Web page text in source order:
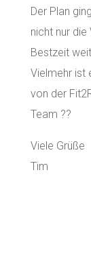
Der Plan
nicht nur
Bestzeit
Vielmehr ist
von der
Team ??
Viele Grüße
Tim